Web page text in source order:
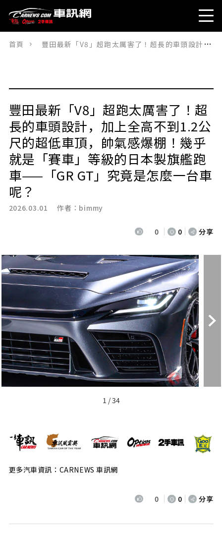
首頁 豐田最新「V8」超跑太厲害了！超長的車頭設計，加上全高不到1.2公尺的超低車頂，帥氣感爆棚！幾乎就是「賽車」等級的日本製旗艦跑車——「GR GT」究竟是怎麼一台車呢？
豐田最新「V8」超跑太厲害了！超
長的車頭設計，加上全高不到1.2公
尺的超低車頂，帥氣感爆棚！幾乎
就是「賽車」等級的日本製旗艦跑
車——「GR GT」究竟是怎麼一台車
呢？
2026.03.01 作者： bimmy
0 0 分享
1 / 34
更多汽車資訊：CARNEWS 車訊網
0 0 分享